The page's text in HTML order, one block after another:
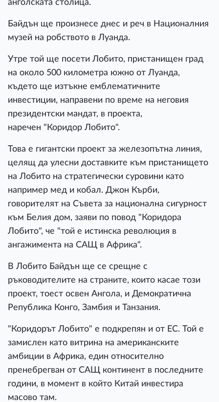
анголската столица.
Байдън ще произнесе днес и реч в Националния
музей на робството в Луанда.
Утре той ще посети Лобито, пристанищен град
на около 500 километра южно от Луанда,
където ще изтъкне емблематичните
инвестиции, направени по време на неговия
президентски мандат, в проекта,
наречен "Коридор Лобито".
Това е гигантски проект за железопътна линия,
целящ да улесни доставките към пристанището
на Лобито на стратегически суровини като
например мед и кобал. Джон Кърби,
говорителят на Съвета за национална сигурност
към Белия дом, заяви по повод "Коридора
Лобито", че "той е истинска революция в
ангажимента на САЩ в Африка".
В Лобито Байдън ще се срещне с
ръководителите на страните, които касае този
проект, тоест освен Ангола, и Демократична
Република Конго, Замбия и Танзания.
"Коридорът Лобито" е подкрепян и от ЕС. Той е
замислен като витрина на американските
амбиции в Африка, един относително
пренебрегван от САЩ континент в последните
години, в момент в който Китай инвестира
масово там.